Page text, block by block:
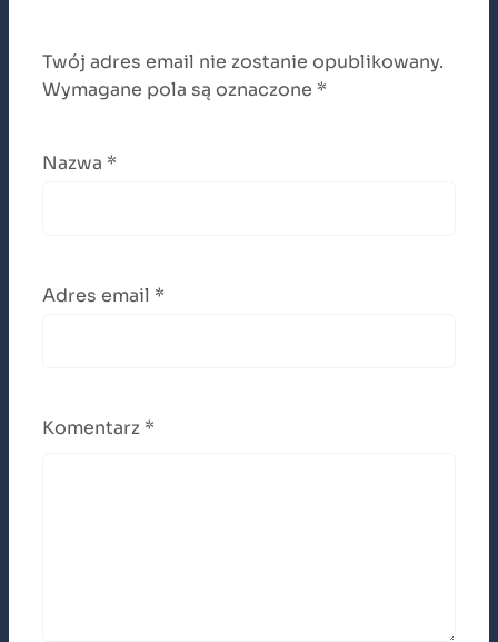
Twój adres email nie zostanie opublikowany.
Wymagane pola są oznaczone *
Nazwa *
Adres email *
Komentarz *